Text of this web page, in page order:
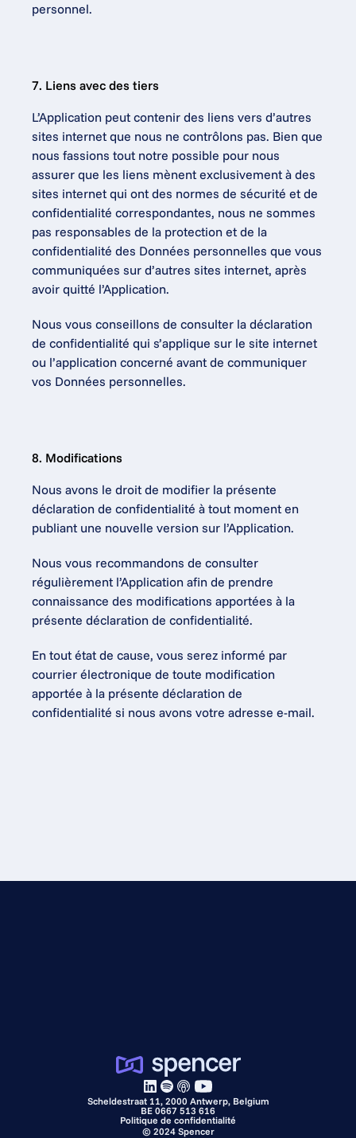
personnel.
7. Liens avec des tiers
L’Application peut contenir des liens vers d’autres
sites internet que nous ne contrôlons pas. Bien que
nous fassions tout notre possible pour nous
assurer que les liens mènent exclusivement à des
sites internet qui ont des normes de sécurité et de
confidentialité correspondantes, nous ne sommes
pas responsables de la protection et de la
confidentialité des Données personnelles que vous
communiquées sur d’autres sites internet, après
avoir quitté l’Application.
Nous vous conseillons de consulter la déclaration
de confidentialité qui s’applique sur le site internet
ou l’application concerné avant de communiquer
vos Données personnelles.
8. Modifications
Nous avons le droit de modifier la présente
déclaration de confidentialité à tout moment en
publiant une nouvelle version sur l’Application.
Nous vous recommandons de consulter
régulièrement l’Application afin de prendre
connaissance des modifications apportées à la
présente déclaration de confidentialité.
En tout état de cause, vous serez informé par
courrier électronique de toute modification
apportée à la présente déclaration de
confidentialité si nous avons votre adresse e-mail.
Scheldestraat 11, 2000 Antwerp, Belgium
BE 0667 513 616
Politique de confidentialité
© 2024 Spencer